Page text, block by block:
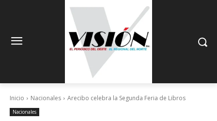
Inicio Nacionales Arecibo celebra la Segunda Feria de Libros
Nacionales